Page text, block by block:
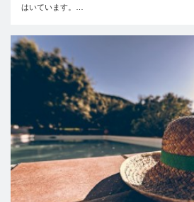
はいています。…